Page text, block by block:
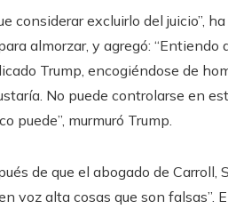
considerar excluirlo del juicio”,
almorzar, y agregó:
Trump, encogiéndose de
No puede controlarse en
puede”, murmuró Trump.
de que el abogado de Carroll,
voz alta cosas que son falsas”.